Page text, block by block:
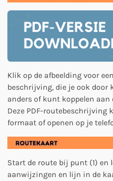
Klik op de afbeelding voor
beschrijving, die je ook
anders of kunt koppelen
Deze PDF-routebeschrijving
formaat of openen op je
Start de route bij punt (1) en
aanwijzingen en lijn in de